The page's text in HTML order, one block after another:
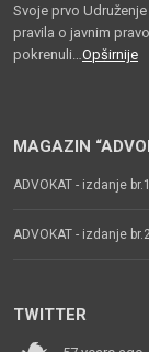
Svoje prvo
pravila o javnim
pokrenuli…Opširnije
MAGAZIN
ADVOKAT - izdanje br.1
ADVOKAT - izdanje
TWITTER